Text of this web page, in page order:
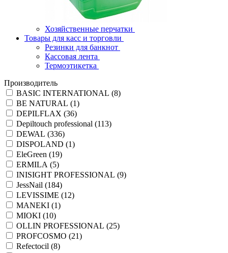
Хозяйственные перчатки
Товары для касс и торговли
Резинки для банкнот
Кассовая лента
Термоэтикетка
Производитель
BASIC INTERNATIONAL (8)
BE NATURAL (1)
DEPILFLAX (36)
Depiltouch professional (113)
DEWAL (336)
DISPOLAND (1)
EleGreen (19)
ERMILA (5)
INISIGHT PROFESSIONAL (9)
JessNail (184)
LEVISSIME (12)
MANEKI (1)
MIOKI (10)
OLLIN PROFESSIONAL (25)
PROFCOSMO (21)
Refectocil (8)